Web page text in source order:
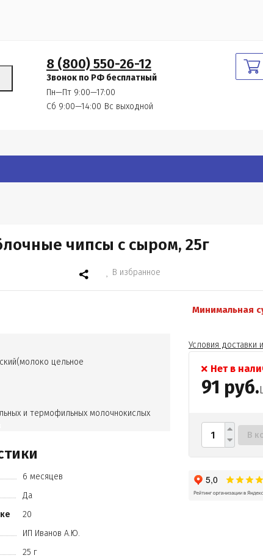
8 (800) 550-26-12
Звонок по РФ бесплатный
Пн—Пт 9:00—17:00
Сб 9:00—14:00 Вс выходной
чипсы с сыром, 25г
В избранное
цельное
и термофильных молочнокислых
6 месяцев
Да
20
ИП Иванов А.Ю.
25 г
Минимальная
Условия доставки
Нет в
91 руб.
В